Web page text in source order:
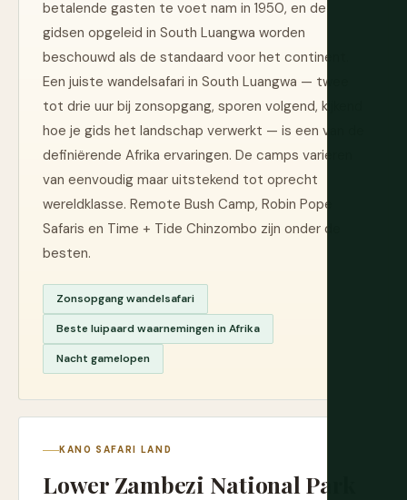
betalende gasten te voet nam in 1950, en de
gidsen opgeleid in South Luangwa worden
beschouwd als de standaard voor het continent.
Een juiste wandelsafari in South Luangwa — twee
tot drie uur bij zonsopgang, sporen volgend, kijkend
hoe je gids het landschap verwerkt — is een van de
definiërende Afrika ervaringen. De camps variëren
van eenvoudig maar uitstekend tot oprecht
wereldklasse. Remote Bush Camp, Robin Pope
Safaris en Time + Tide Chinzombo zijn onder de
besten.
Zonsopgang wandelsafari
Beste luipaard waarnemingen in Afrika
Nacht gamelopen
KANO SAFARI LAND
Lower Zambezi National Park